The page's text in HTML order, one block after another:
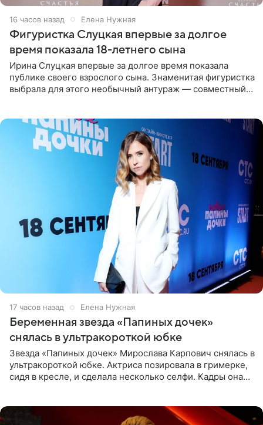
16 часов назад Елена Нужная
Фигуристка Слуцкая впервые за долгое
время показала 18-летнего сына
Ирина Слуцкая впервые за долгое время показала
публике своего взрослого сына. Знаменитая фигуристка
выбрала для этого необычный антураж — совместный
17 часов назад Елена Нужная
Беременная звезда «Папиных дочек»
снялась в ультракороткой юбке
Звезда «Папиных дочек» Мирослава Карпович снялась в
ультракороткой юбке. Актриса позировала в гримерке,
сидя в кресле, и сделала несколько селфи. Кадры она